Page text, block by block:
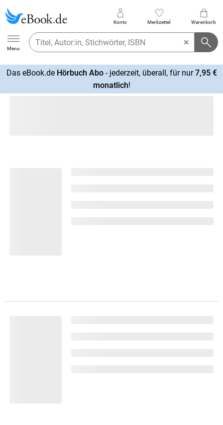
Ebook.de
Menu
Konto Merkzettel Warenkorb
Das eBook.de Hörbuch Abo- jederzeit, überall, für nur7,95 €
monatlich!